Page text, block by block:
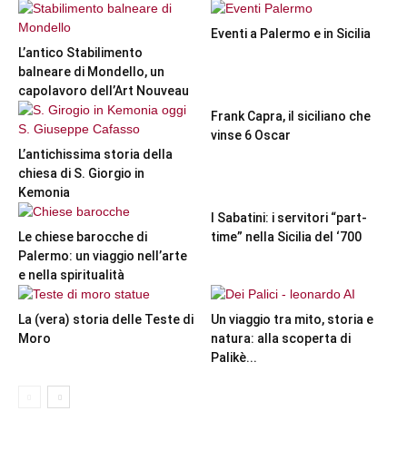
L’antico Stabilimento
balneare di Mondello, un
capolavoro dell’Art Nouveau
Eventi a Palermo e in Sicilia
L’antichissima storia della
chiesa di S. Giorgio in
Kemonia
Frank Capra, il siciliano che
vinse 6 Oscar
Le chiese barocche di
Palermo: un viaggio nell’arte
e nella spiritualità
I Sabatini: i servitori “part-
time” nella Sicilia del ‘700
La (vera) storia delle Teste di
Moro
Un viaggio tra mito, storia e
natura: alla scoperta di
Palikè...